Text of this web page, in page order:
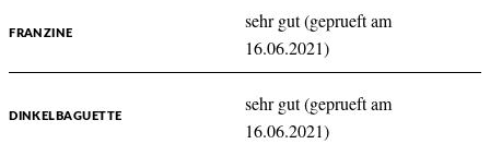
FRANZINE
sehr gut (geprueft am
16.06.2021)
DINKELBAGUETTE
sehr gut (geprueft am
16.06.2021)